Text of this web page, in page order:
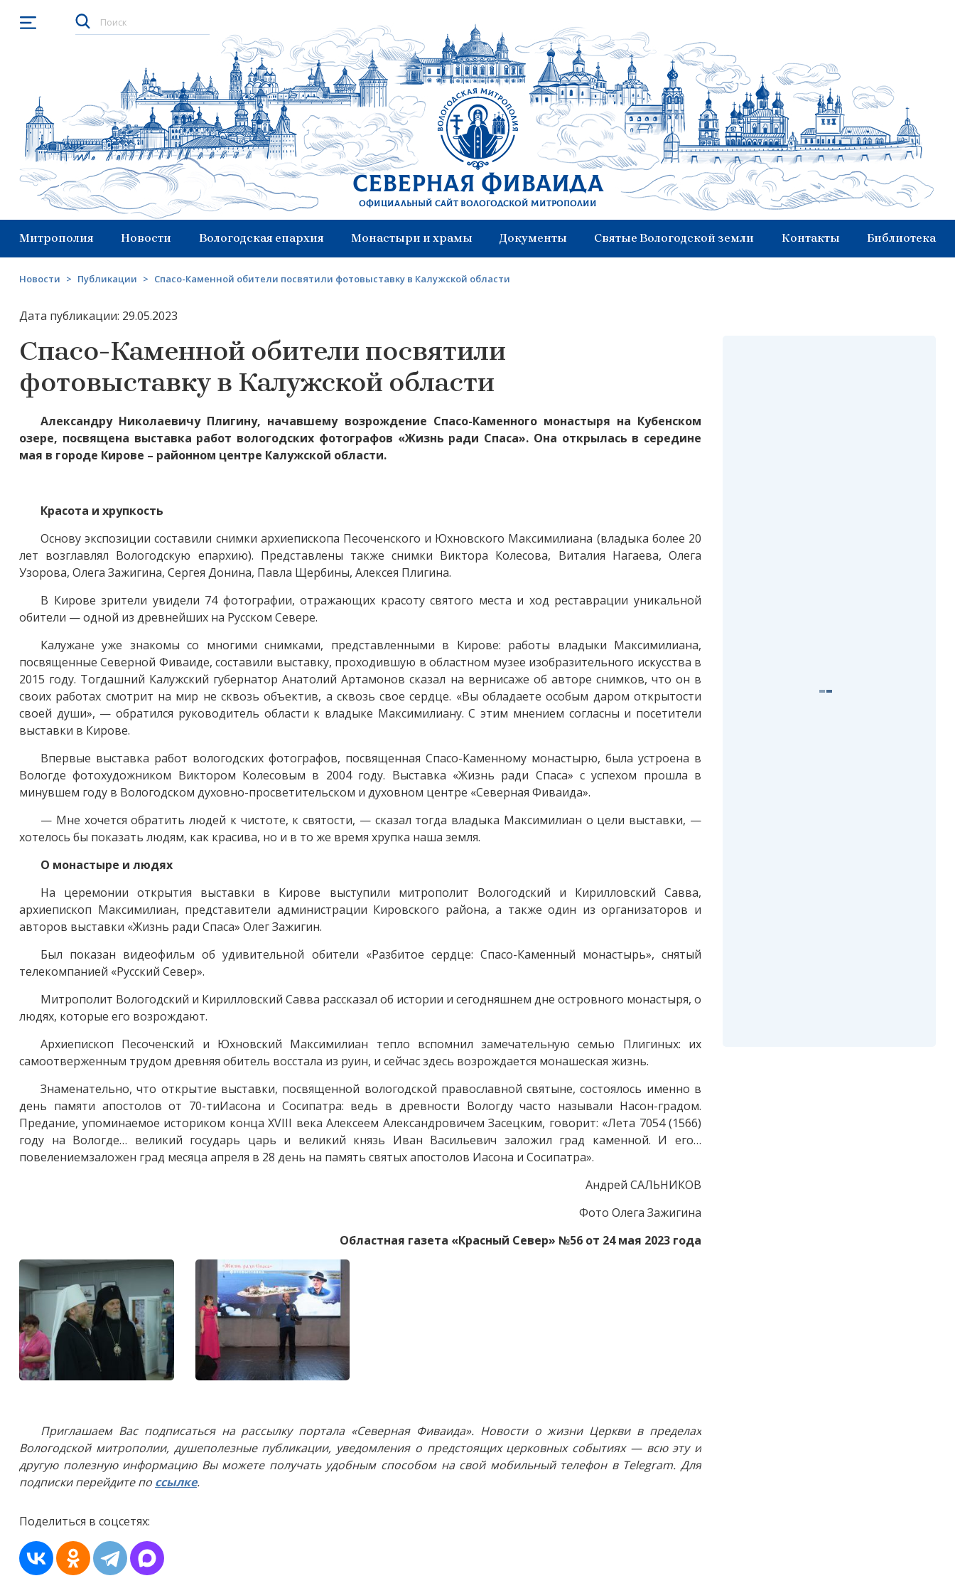
Открыть меню
Северная Фиваида
Официальный сайт Вологодской митрополии
Митрополия Новости Вологодская епархия Монастыри и храмы Документы Святые Вологодской земли Контакты Библиотека
Новости > Публикации > Спасо-Каменной обители посвятили фотовыставку в Калужской области
Дата публикации: 29.05.2023
Спасо-Каменной обители посвятили
фотовыставку в Калужской области
Александру Николаевичу Плигину, начавшему возрождение Спасо-Каменного монастыря на Кубенском
озере, посвящена выставка работ вологодских фотографов «Жизнь ради Спаса». Она открылась в середине
мая в городе Кирове – районном центре Калужской области.
Красота и хрупкость
Основу экспозиции составили снимки архиепископа Песоченского и Юхновского Максимилиана (владыка более 20
лет возглавлял Вологодскую епархию). Представлены также снимки Виктора Колесова, Виталия Нагаева, Олега
Узорова, Олега Зажигина, Сергея Донина, Павла Щербины, Алексея Плигина.
В Кирове зрители увидели 74 фотографии, отражающих красоту святого места и ход реставрации уникальной
обители — одной из древнейших на Русском Севере.
Калужане уже знакомы со многими снимками, представленными в Кирове: работы владыки Максимилиана,
посвященные Северной Фиваиде, составили выставку, проходившую в областном музее изобразительного искусства в
2015 году. Тогдашний Калужский губернатор Анатолий Артамонов сказал на вернисаже об авторе снимков, что он в
своих работах смотрит на мир не сквозь объектив, а сквозь свое сердце. «Вы обладаете особым даром открытости
своей души», — обратился руководитель области к владыке Максимилиану. С этим мнением согласны и посетители
выставки в Кирове.
Впервые выставка работ вологодских фотографов, посвященная Спасо-Каменному монастырю, была устроена в
Вологде фотохудожником Виктором Колесовым в 2004 году. Выставка «Жизнь ради Спаса» с успехом прошла в
минувшем году в Вологодском духовно-просветительском и духовном центре «Северная Фиваида».
— Мне хочется обратить людей к чистоте, к святости, — сказал тогда владыка Максимилиан о цели выставки, —
хотелось бы показать людям, как красива, но и в то же время хрупка наша земля.
О монастыре и людях
На церемонии открытия выставки в Кирове выступили митрополит Вологодский и Кирилловский Савва,
архиепископ Максимилиан, представители администрации Кировского района, а также один из организаторов и
авторов выставки «Жизнь ради Спаса» Олег Зажигин.
Был показан видеофильм об удивительной обители «Разбитое сердце: Спасо-Каменный монастырь», снятый
телекомпанией «Русский Север».
Митрополит Вологодский и Кирилловский Савва рассказал об истории и сегодняшнем дне островного монастыря, о
людях, которые его возрождают.
Архиепископ Песоченский и Юхновский Максимилиан тепло вспомнил замечательную семью Плигиных: их
самоотверженным трудом древняя обитель восстала из руин, и сейчас здесь возрождается монашеская жизнь.
Знаменательно, что открытие выставки, посвященной вологодской православной святыне, состоялось именно в
день памяти апостолов от 70-тиИасона и Сосипатра: ведь в древности Вологду часто называли Насон-градом.
Предание, упоминаемое историком конца XVIII века Алексеем Александровичем Засецким, говорит: «Лета 7054 (1566)
году на Вологде… великий государь царь и великий князь Иван Васильевич заложил град каменной. И его…
повелениемзаложен град месяца апреля в 28 день на память святых апостолов Иасона и Сосипатра».
Андрей САЛЬНИКОВ
Фото Олега Зажигина
Областная газета «Красный Север» №56 от 24 мая 2023 года
Приглашаем Вас подписаться на рассылку портала «Северная Фиваида». Новости о жизни Церкви в пределах
Вологодской митрополии, душеполезные публикации, уведомления о предстоящих церковных событиях — всю эту и
другую полезную информацию Вы можете получать удобным способом на свой мобильный телефон в Telegram. Для
подписки перейдите по ссылке.
Поделиться в соцсетях: